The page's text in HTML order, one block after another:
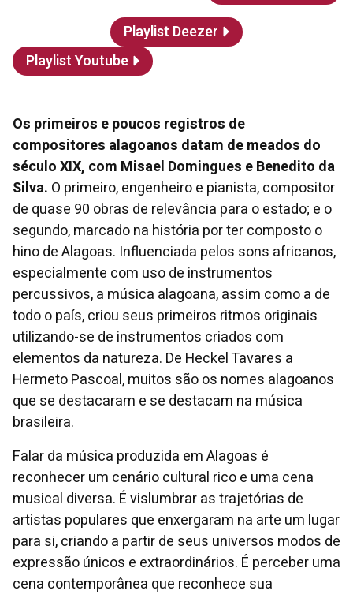
Playlist Deezer
Playlist Youtube
Os primeiros e poucos registros de
compositores alagoanos datam de meados do
século XIX, com Misael Domingues e Benedito da
Silva. O primeiro, engenheiro e pianista, compositor
de quase 90 obras de relevância para o estado; e o
segundo, marcado na história por ter composto o
hino de Alagoas. Influenciada pelos sons africanos,
especialmente com uso de instrumentos
percussivos, a música alagoana, assim como a de
todo o país, criou seus primeiros ritmos originais
utilizando-se de instrumentos criados com
elementos da natureza. De Heckel Tavares a
Hermeto Pascoal, muitos são os nomes alagoanos
que se destacaram e se destacam na música
brasileira.
Falar da música produzida em Alagoas é
reconhecer um cenário cultural rico e uma cena
musical diversa. É vislumbrar as trajetórias de
artistas populares que enxergaram na arte um lugar
para si, criando a partir de seus universos modos de
expressão únicos e extraordinários. É perceber uma
cena contemporânea que reconhece sua